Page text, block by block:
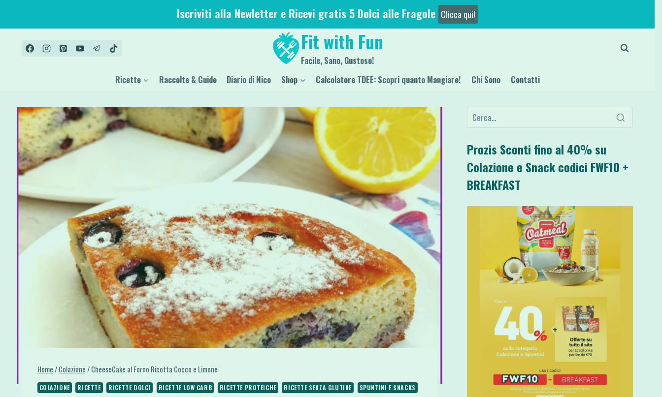
contenuto
Iscriviti alla Newletter e Ricevi gratis 5 Dolci alle Fragole Clicca qui!
Fit with Fun
Facile, Sano, Gustoso!
Ricette Raccolte & Guide Diario di Nico Shop Calcolatore TDEE: Scopri quanto Mangiare! Chi Sono Contatti
Home/ Colazione/ CheeseCake al Forno Ricotta Cocco e Limone
COLAZIONE RICETTE RICETTE DOLCI RICETTE LOW CARB RICETTE PROTEICHE RICETTE SENZA GLUTINE SPUNTINI E SNACKS
Prozis Sconti fino al 40% su
Colazione e Snack codici FWF10 +
BREAKFAST